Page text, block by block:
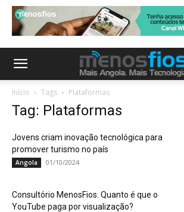
Início Tags Plataformas
Tag: Plataformas
Jovens criam inovação tecnológica para
promover turismo no país
Angola 01/10/2024
Consultório MenosFios. Quanto é que o
YouTube paga por visualização?